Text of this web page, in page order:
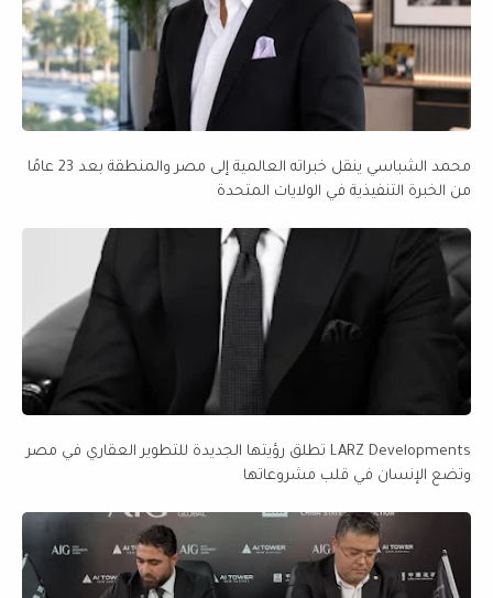
محمد الشباسي ينقل خبراته العالمية إلى مصر والمنطقة بعد 23 عامًا
من الخبرة التنفيذية في الولايات المتحدة
LARZ Developments تطلق رؤيتها الجديدة للتطوير العقاري في مصر
وتضع الإنسان في قلب مشروعاتها